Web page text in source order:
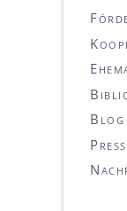
Blog